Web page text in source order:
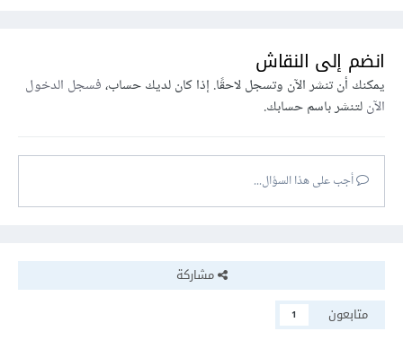
انضم إلى النقاش
يمكنك أن تنشر الآن وتسجل لاحقًا. إذا كان لديك حساب،فسجل الدخول
الآنلتنشر باسم حسابك.
أجب على هذا السؤال...
مشاركة
متابعون
1